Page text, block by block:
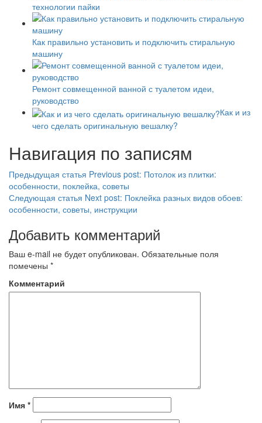
технологии пайки
Как правильно установить и подключить стиральную
машину
Ремонт совмещенной ванной с туалетом идеи,
руководство
Как и из
чего сделать оригинальную вешалку?
Навигация по записям
Предыдущая статья Previous post: Потолок из плитки:
особенности, поклейка, советы
Следующая статья Next post: Поклейка разных видов обоев:
особенности, советы, инструкции
Добавить комментарий
Ваш e-mail не будет опубликован. Обязательные поля
помечены *
Комментарий
Имя *